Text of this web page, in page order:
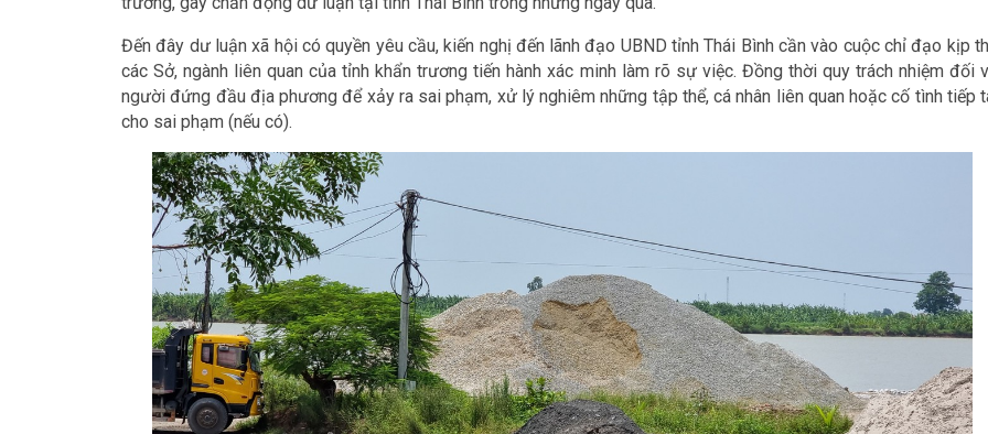
Đến đây dư luận xã hội có quyền yêu cầu, kiến nghị đến lãnh đạo UBND tỉnh Thái Bình cần vào cuộc chỉ đạo kịp
các Sở, ngành liên quan của tỉnh khẩn trương tiến hành xác minh làm rõ sự việc. Đồng thời quy trách nhiệm đối
người đứng đầu địa phương để xảy ra sai phạm, xử lý nghiêm những tập thể, cá nhân liên quan hoặc cố tình tiếp
cho sai phạm (nếu có).